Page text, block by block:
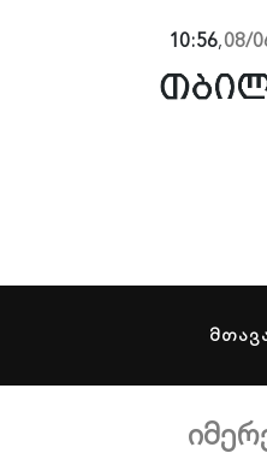
10:56,08/